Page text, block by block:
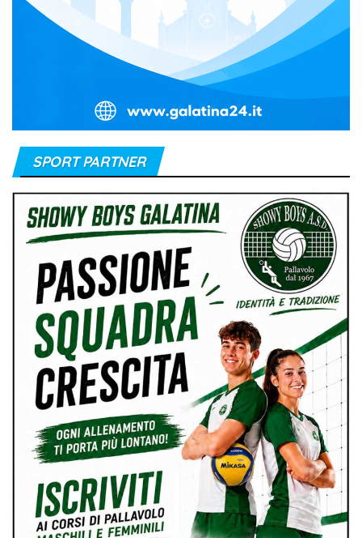
SPORT PARTNER